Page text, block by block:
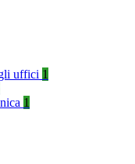
uffici 1
1